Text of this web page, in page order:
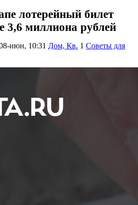
лотерейный билет
3,6 миллиона рублей
июн, 10:31 Дом, Кв. 1 Советы для